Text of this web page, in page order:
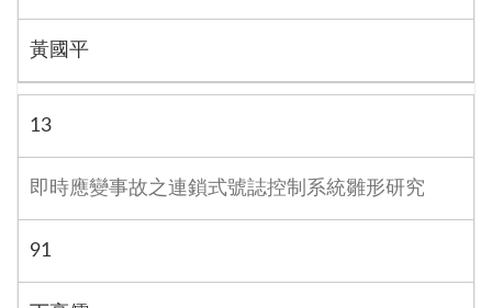
黃國平
13
即時應變事故之連鎖式號誌控制系統雛形研究
91